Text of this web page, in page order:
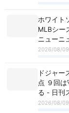
ホワイト
MLBシー
ニューニ
2026/08/
ドジャー
点 ９回
る - 日刊
2026/08/